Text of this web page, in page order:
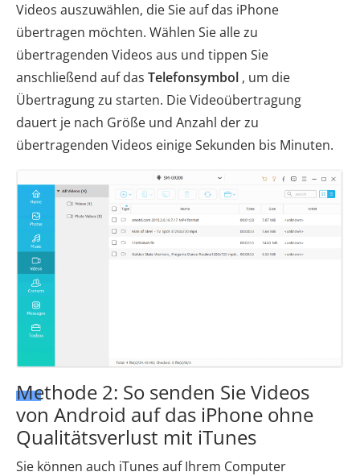
Videos auszuwählen, die Sie auf das iPhone
übertragen möchten. Wählen Sie alle zu
übertragenden Videos aus und tippen Sie
anschließend auf das Telefonsymbol , um die
Übertragung zu starten. Die Videoübertragung
dauert je nach Größe und Anzahl der zu
übertragenden Videos einige Sekunden bis Minuten.
Methode 2: So senden Sie Videos
von Android auf das iPhone ohne
Qualitätsverlust mit iTunes
Sie können auch iTunes auf Ihrem Computer